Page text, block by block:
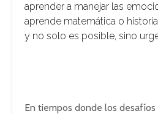
aprender a manejar las
aprende matemática o
y no solo es posible, sino
En tiempos donde los